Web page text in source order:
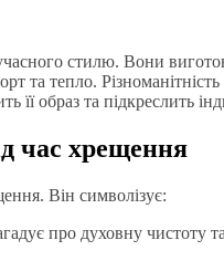
стилю. Вони
тепло. Різноманітність
образ та підкреслить
час хрещення
Він символізує:
про духовну чистоту